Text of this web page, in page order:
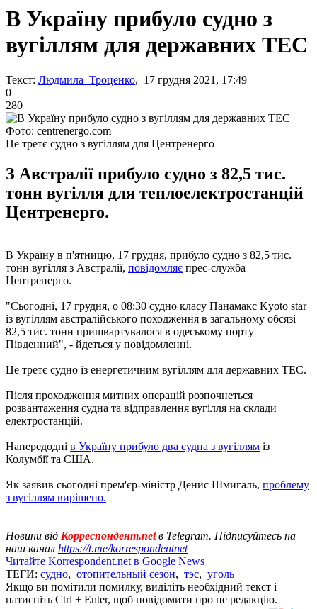
В Україну прибуло судно з
вугіллям для державних ТЕС
Текст: Людмила Троценко, 17 грудня 2021, 17:49
0
280
Фото: centrenergo.com
Це третє судно з вугіллям для Центренерго
З Австралії прибуло судно з 82,5 тис.
тонн вугілля для теплоелектростанцій
Центренерго.
В Україну в п'ятницю, 17 грудня, прибуло судно з 82,5 тис.
тонн вугілля з Австралії, повідомляє прес-служба
Центренерго.
"Сьогодні, 17 грудня, о 08:30 судно класу Панамакс Kyoto star
із вугіллям австралійського походження в загальному обсязі
82,5 тис. тонн пришвартувалося в одеському порту
Південний", - йдеться у повідомленні.
Це третє судно із енергетичним вугіллям для державних ТЕС.
Після проходження митних операцій розпочнеться
розвантаження судна та відправлення вугілля на склади
електростанцій.
Напередодні в Україну прибуло два судна з вугіллям із
Колумбії та США.
Як заявив сьогодні прем'єр-міністр Денис Шмигаль, проблему
з вугіллям вирішено.
Новини від Корреспондент.netв Telegram. Підписуйтесь на
наш канал https://t.me/korrespondentnet
Читайте Korrespondent.net в Google News
ТЕГИ: судно, отопительный сезон, тэс, уголь
Якщо ви помітили помилку, виділіть необхідний текст і
натисніть Ctrl + Enter, щоб повідомити про це редакцію.